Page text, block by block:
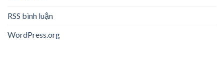
RSS bình luận
WordPress.org